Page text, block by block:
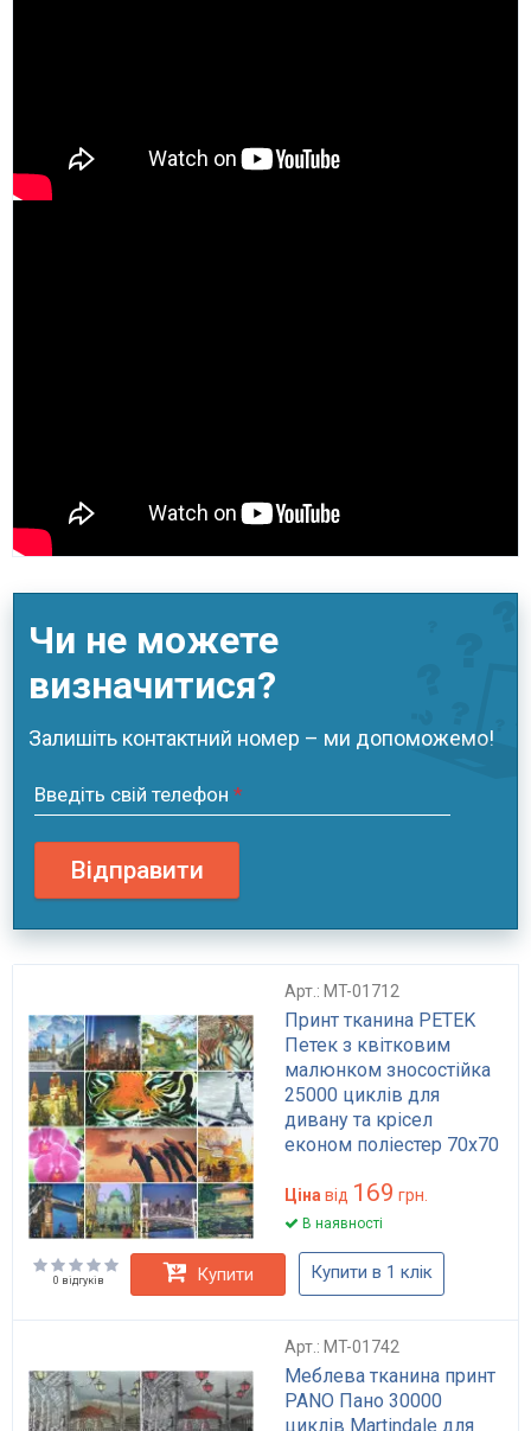
Чи не можете
визначитися?
Залишіть контактний номер – ми допоможемо!
Введіть свій телефон *
Відправити
Арт.: MT-01712
Принт тканина PETEK
Петек з квітковим
малюнком зносостійка
25000 циклів для
дивану та крісел
економ поліестер 70х70
Ціна від 169 грн.
В наявності
0 відгуків Купити Купити в 1 клік
Арт.: MT-01742
Меблева тканина принт
PANO Пано 30000
циклів Martindale для